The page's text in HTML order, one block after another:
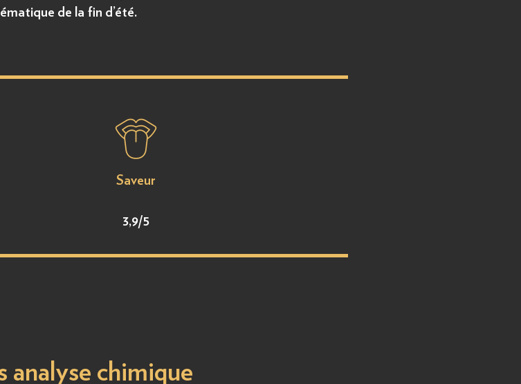
de la fin d’été.
Saveur
3,9/5
analyse chimique